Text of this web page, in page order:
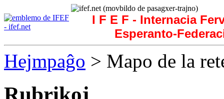
I F E F - Internacia
Esperanto-
Hejmpaĝo > Mapo de la
Rubrikoj